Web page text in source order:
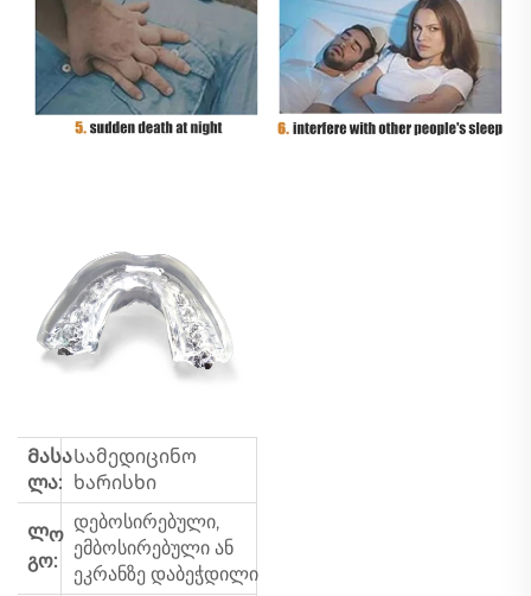
Მასა
ლა:
Სამედიცინო
ხარისხი
Ლო
გო:
დებოსირებული,
ემბოსირებული ან
ეკრანზე დაბეჭდილი